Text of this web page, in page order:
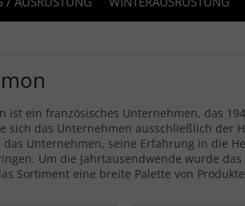
ist ein französisches Unternehmen, das
sich das Unternehmen ausschließlich der
das Unternehmen, seine Erfahrung in die
Um die Jahrtausendwende wurde
Sortiment eine breite Palette von